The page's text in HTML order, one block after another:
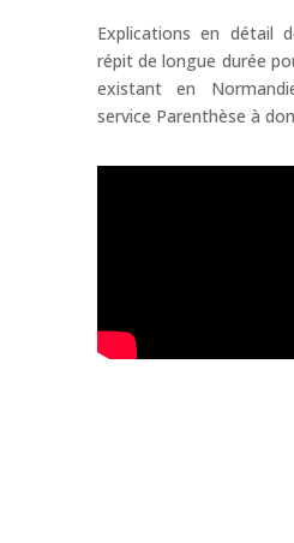
Explications en détail
répit de longue durée
existant en
service Parenthèse à